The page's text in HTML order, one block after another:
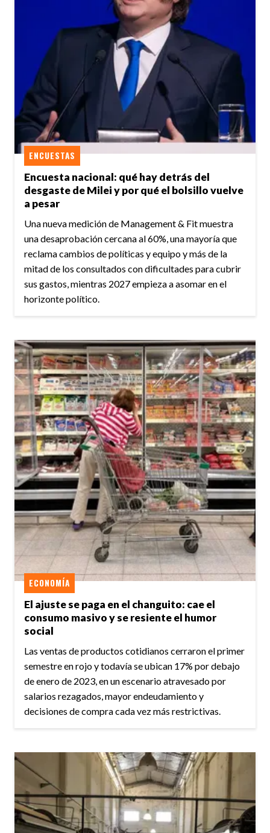
Encuesta nacional: qué hay detrás del
desgaste de Milei y por qué el bolsillo vuelve
a pesar
ENCUESTAS
Una nueva medición de Management & Fit muestra
una desaprobación cercana al 60%, una mayoría que
reclama cambios de políticas y equipo y más de la
mitad de los consultados con dificultades para cubrir
sus gastos, mientras 2027 empieza a asomar en el
horizonte político.
El ajuste se paga en el changuito: cae el
consumo masivo y se resiente el humor
social
ECONOMÍA
Las ventas de productos cotidianos cerraron el primer
semestre en rojo y todavía se ubican 17% por debajo
de enero de 2023, en un escenario atravesado por
salarios rezagados, mayor endeudamiento y
decisiones de compra cada vez más restrictivas.